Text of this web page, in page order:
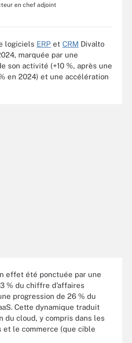
en chef adjoint
logiciels ERP et CRM Divalto
marquée par une
son activité (+10 %, après une
en 2024) et une accélération
effet été ponctuée par une
% du chiffre d’affaires
progression de 26 % du
Cette dynamique traduit
du cloud, y compris dans les
et le commerce (que cible